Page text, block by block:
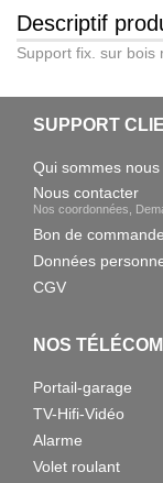
Descriptif
Support fix. sur bois
SUPPORT
Qui sommes nous
Nous contacter
Nos coordonnées,
Bon de
Données
CGV
NOS
Portail-garage
TV-Hifi-Vidéo
Alarme
Volet roulant